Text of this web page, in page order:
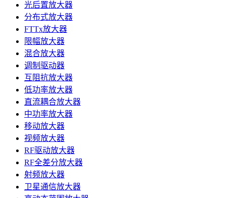
光后置放大器
分布式放大器
FTTx放大器
限幅放大器
混合放大器
调制驱动器
互阻抗放大器
低功率放大器
直流耦合放大器
中功率放大器
移动放大器
视频放大器
RF驱动放大器
RF全差分放大器
射频放大器
卫星通信放大器